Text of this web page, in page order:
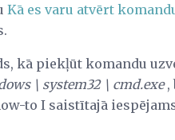
Kā es varu atvērt
kā piekļūt komandu
\ system32 \ cmd.exe,
to I saistītajā